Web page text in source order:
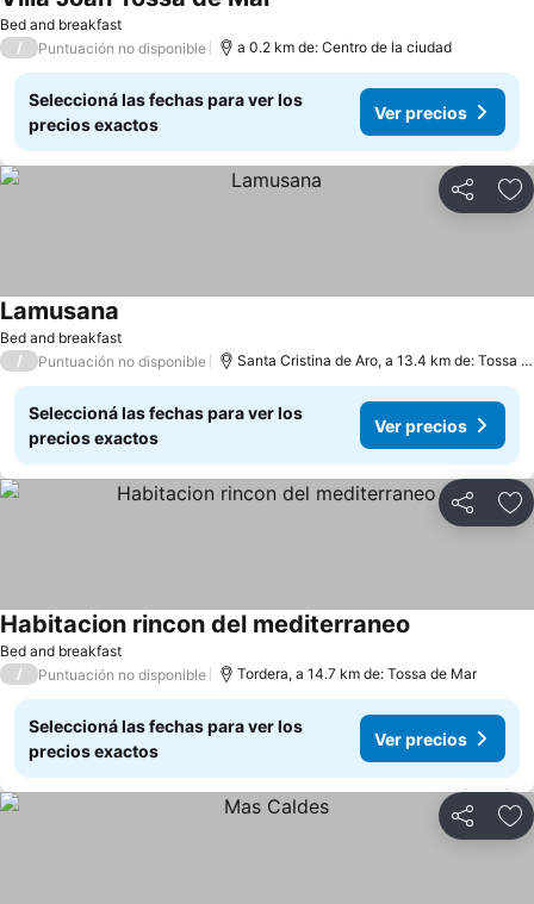
Bed and breakfast
/ Puntuación no disponible a 0.2 km de: Centro de la ciudad
Seleccioná las fechas para ver los
precios exactos
Ver precios
Compartir
Bed and breakfast
Lamusana
/ Puntuación no disponible Santa Cristina de Aro, a 13.4 km de: Tossa de Mar
Seleccioná las fechas para ver los
precios exactos
Ver precios
Compartir
Bed and breakfast
Habitacion rincon del mediterraneo
/ Puntuación no disponible Tordera, a 14.7 km de: Tossa de Mar
Seleccioná las fechas para ver los
precios exactos
Ver precios
Compartir